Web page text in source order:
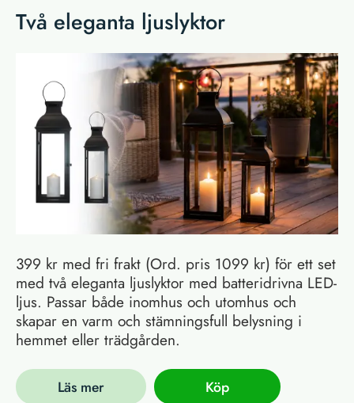
Två eleganta ljuslyktor
399 kr med fri frakt (Ord. pris 1099 kr) för ett set
med två eleganta ljuslyktor med batteridrivna LED-
ljus. Passar både inomhus och utomhus och
skapar en varm och stämningsfull belysning i
hemmet eller trädgården.
Läs mer Köp